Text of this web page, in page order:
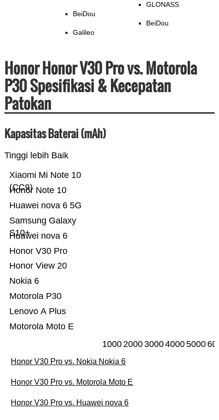
BeiDou
Galileo
GLONASS
BeiDou
Honor Honor V30 Pro vs. Motorola
P30 Spesifikasi & Kecepatan
Patokan
Kapasitas Baterai (mAh)
Tinggi lebih Baik
Motorola Moto E
Lenovo A Plus
Motorola P30
Nokia 6
Honor View 20
Honor V30 Pro
Huawei nova 6
Samsung Galaxy
S10+
Huawei nova 6 5G
Honor Note 10
Xiaomi Mi Note 10
(CC9)
10002000300040005000
Honor V30 Pro vs. Nokia Nokia 6
Honor V30 Pro vs. Motorola Moto E
Honor V30 Pro vs. Huawei nova 6